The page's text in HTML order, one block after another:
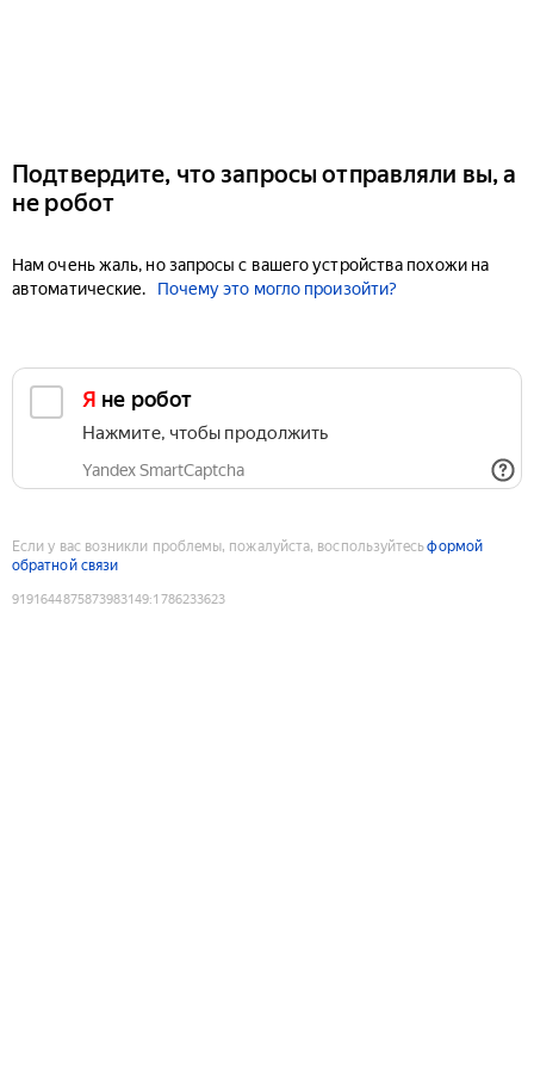
Подтвердите, что запросы отправляли вы, а
не робот
Нам очень жаль, но запросы с вашего устройства похожи на
автоматические.
Почему это могло произойти?
Я не робот
Нажмите, чтобы продолжить
Yandex SmartCaptcha
Если у вас возникли проблемы, пожалуйста, воспользуйтесьформой
обратной связи
9191644875873983149:1786233623